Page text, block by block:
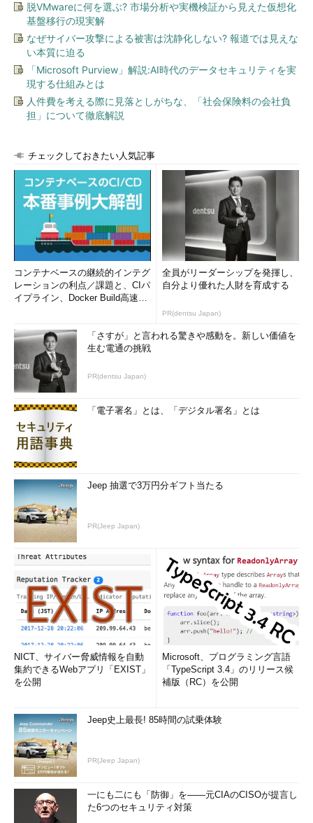
脱VMwareに何を選ぶ? 市場分析や実機検証から見えた仮想化
基盤移行の現実解
なぜサイバー攻撃による被害は沈静化しない? 報道では見えな
い本質に迫る
「Microsoft Purview」解説:AI時代のデータセキュリティを実
現する仕組みとは
人件費を考える際に見落としがちな、「社会保険料の会社負
担」について徹底解説
チェックしておきたい人気記事
コンテナベースの継続的インテグ
レーションの利点／課題と、CIパ
イプライン、Docker Build高速化
全員がリーダーシップを発揮し、
自分より優れた人財を育成する
PR(dentsu Japan)
「さすが」と言われる驚きや感動を。新しい価値を
生む電通の挑戦
PR(dentsu Japan)
「電子署名」とは、「デジタル署名」とは
Jeep 抽選で3万円分ギフト当たる
PR(Jeep Japan)
NICT、サイバー脅威情報を自動
集約できるWebアプリ「EXIST」
を公開
Microsoft、プログラミング言語
「TypeScript 3.4」のリリース候
補版（RC）を公開
Jeep史上最長! 85時間の試乗体験
PR(Jeep Japan)
一にも二にも「防御」を――元CIAのCISOが提言し
た6つのセキュリティ対策